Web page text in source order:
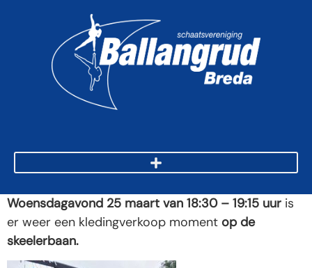
Woensdagavond 25 maart van 18:30 – 19:15 uur is
er weer een kledingverkoop moment op de
skeelerbaan.